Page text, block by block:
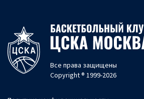
Все права защищены
Copyright ® 1999-2026